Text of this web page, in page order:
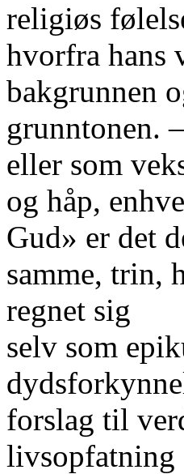
religiøs
hvorfra hans
bakgrunnen
grunntonen.
eller som
og håp,
Gud» er det
samme, trin,
regnet sig
selv som
forslag til
livsopfatning